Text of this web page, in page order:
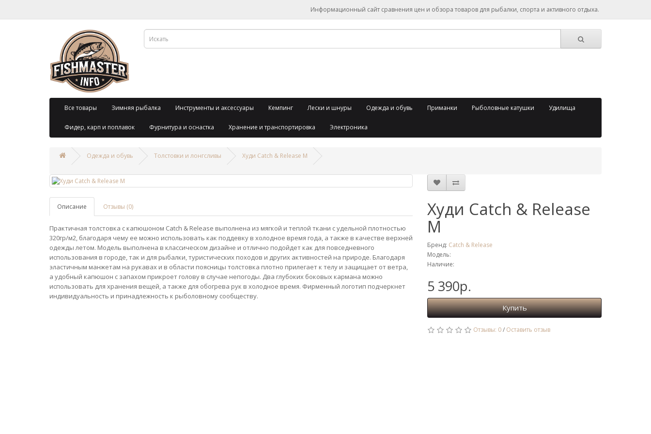
Информационный сайт сравнения цен и обзора товаров для рыбалки, спорта и активного отдыха.
Все товары Зимняя рыбалка Инструменты и аксессуары Кемпинг Лески и шнуры Одежда и обувь Приманки Рыболовные катушки Удилища
Фидер, карп и поплавок Фурнитура и оснастка Хранение и транспортировка Электроника
Одежда и обувь Толстовки и лонгсливы Худи Catch & Release M
Описание Отзывы (0)
Практичная толстовка с капюшоном Catch & Release выполнена из мягкой и теплой ткани с удельной плотностью
320гр/м2, благодаря чему ее можно использовать как поддевку в холодное время года, а также в качестве верхней
одежды летом. Модель выполнена в классическом дизайне и отлично подойдет как для повседневного
использования в городе, так и для рыбалки, туристических походов и других активностей на природе. Благодаря
эластичным манжетам на рукавах и в области поясницы толстовка плотно прилегает к телу и защищает от ветра,
а удобный капюшон с запахом прикроет голову в случае непогоды. Два глубоких боковых кармана можно
использовать для хранения вещей, а также для обогрева рук в холодное время. Фирменный логотип подчеркнет
индивидуальность и принадлежность к рыболовному сообществу.
Худи Catch & Release
M
Бренд: Catch & Release
Модель:
Наличие:
5 390р.
Купить
Отзывы: 0/ Оставить отзыв